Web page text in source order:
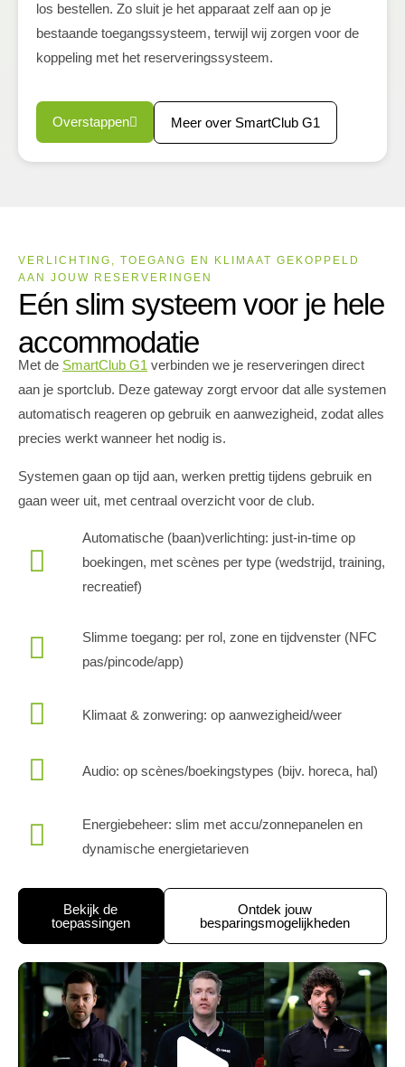
los bestellen. Zo sluit je het apparaat zelf aan op je
bestaande toegangssysteem, terwijl wij zorgen voor de
koppeling met het reserveringssysteem.
Overstappen Meer over SmartClub G1
VERLICHTING, TOEGANG EN KLIMAAT GEKOPPELD
AAN JOUW RESERVERINGEN
Eén slim systeem voor je hele
accommodatie
Met de SmartClub G1 verbinden we je reserveringen direct
aan je sportclub. Deze gateway zorgt ervoor dat alle systemen
automatisch reageren op gebruik en aanwezigheid, zodat alles
precies werkt wanneer het nodig is.
Systemen gaan op tijd aan, werken prettig tijdens gebruik en
gaan weer uit, met centraal overzicht voor de club.
Automatische (baan)verlichting: just-in-time op
boekingen, met scènes per type (wedstrijd, training,
recreatief)
Slimme toegang: per rol, zone en tijdvenster (NFC
pas/pincode/app)
Klimaat & zonwering: op aanwezigheid/weer
Audio: op scènes/boekingstypes (bijv. horeca, hal)
Energiebeheer: slim met accu/zonnepanelen en
dynamische energietarieven
Bekijk de
toepassingen
Ontdek jouw
besparingsmogelijkheden